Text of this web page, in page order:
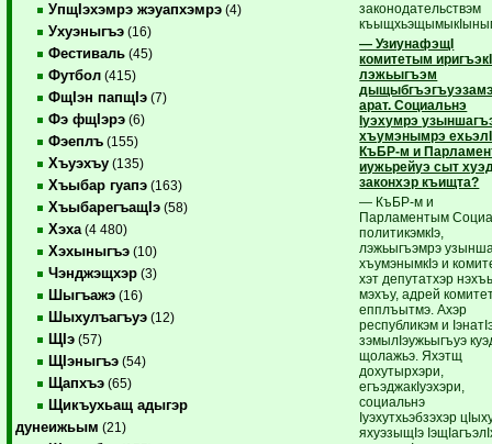
УпщIэхэмрэ жэуапхэмрэ (4)
Ухуэныгъэ (16)
Фестиваль (45)
Футбол (415)
ФщIэн папщIэ (7)
Фэ фщIэрэ (6)
Фэеплъ (155)
Хъуэхъу (135)
Хъыбар гуапэ (163)
ХъыбарегъащIэ (58)
Хэха (4 480)
Хэхыныгъэ (10)
Чэнджэщхэр (3)
Шыгъажэ (16)
Шыхулъагъуэ (12)
ЩIэ (57)
ЩIэныгъэ (54)
Щапхъэ (65)
Щикъухьащ адыгэр
дунеижьым (21)
законодательствэм
— УзиунафэщI
комитетым
лэжьыгъэм
арат. Социальнэ
Iуэхумрэ
хъумэнымрэ
КъБР-м и
иужьрейуэ сыт
законхэр къищта?
— КъБР-м и
Парламентым
политикэмкIэ,
лэжьыгъэмрэ
хъумэнымкIэ и
хэт депутатхэр
мэхъу, адрей
епплъытмэ. Ахэр
республикэм и
зэмылIэужьыгъуэ
щолажьэ. Яхэтщ
дохутырхэри,
егъэджакIуэхэри,
социальнэ
Iуэхутхьэбзэхэр
яхуэзыщIэ